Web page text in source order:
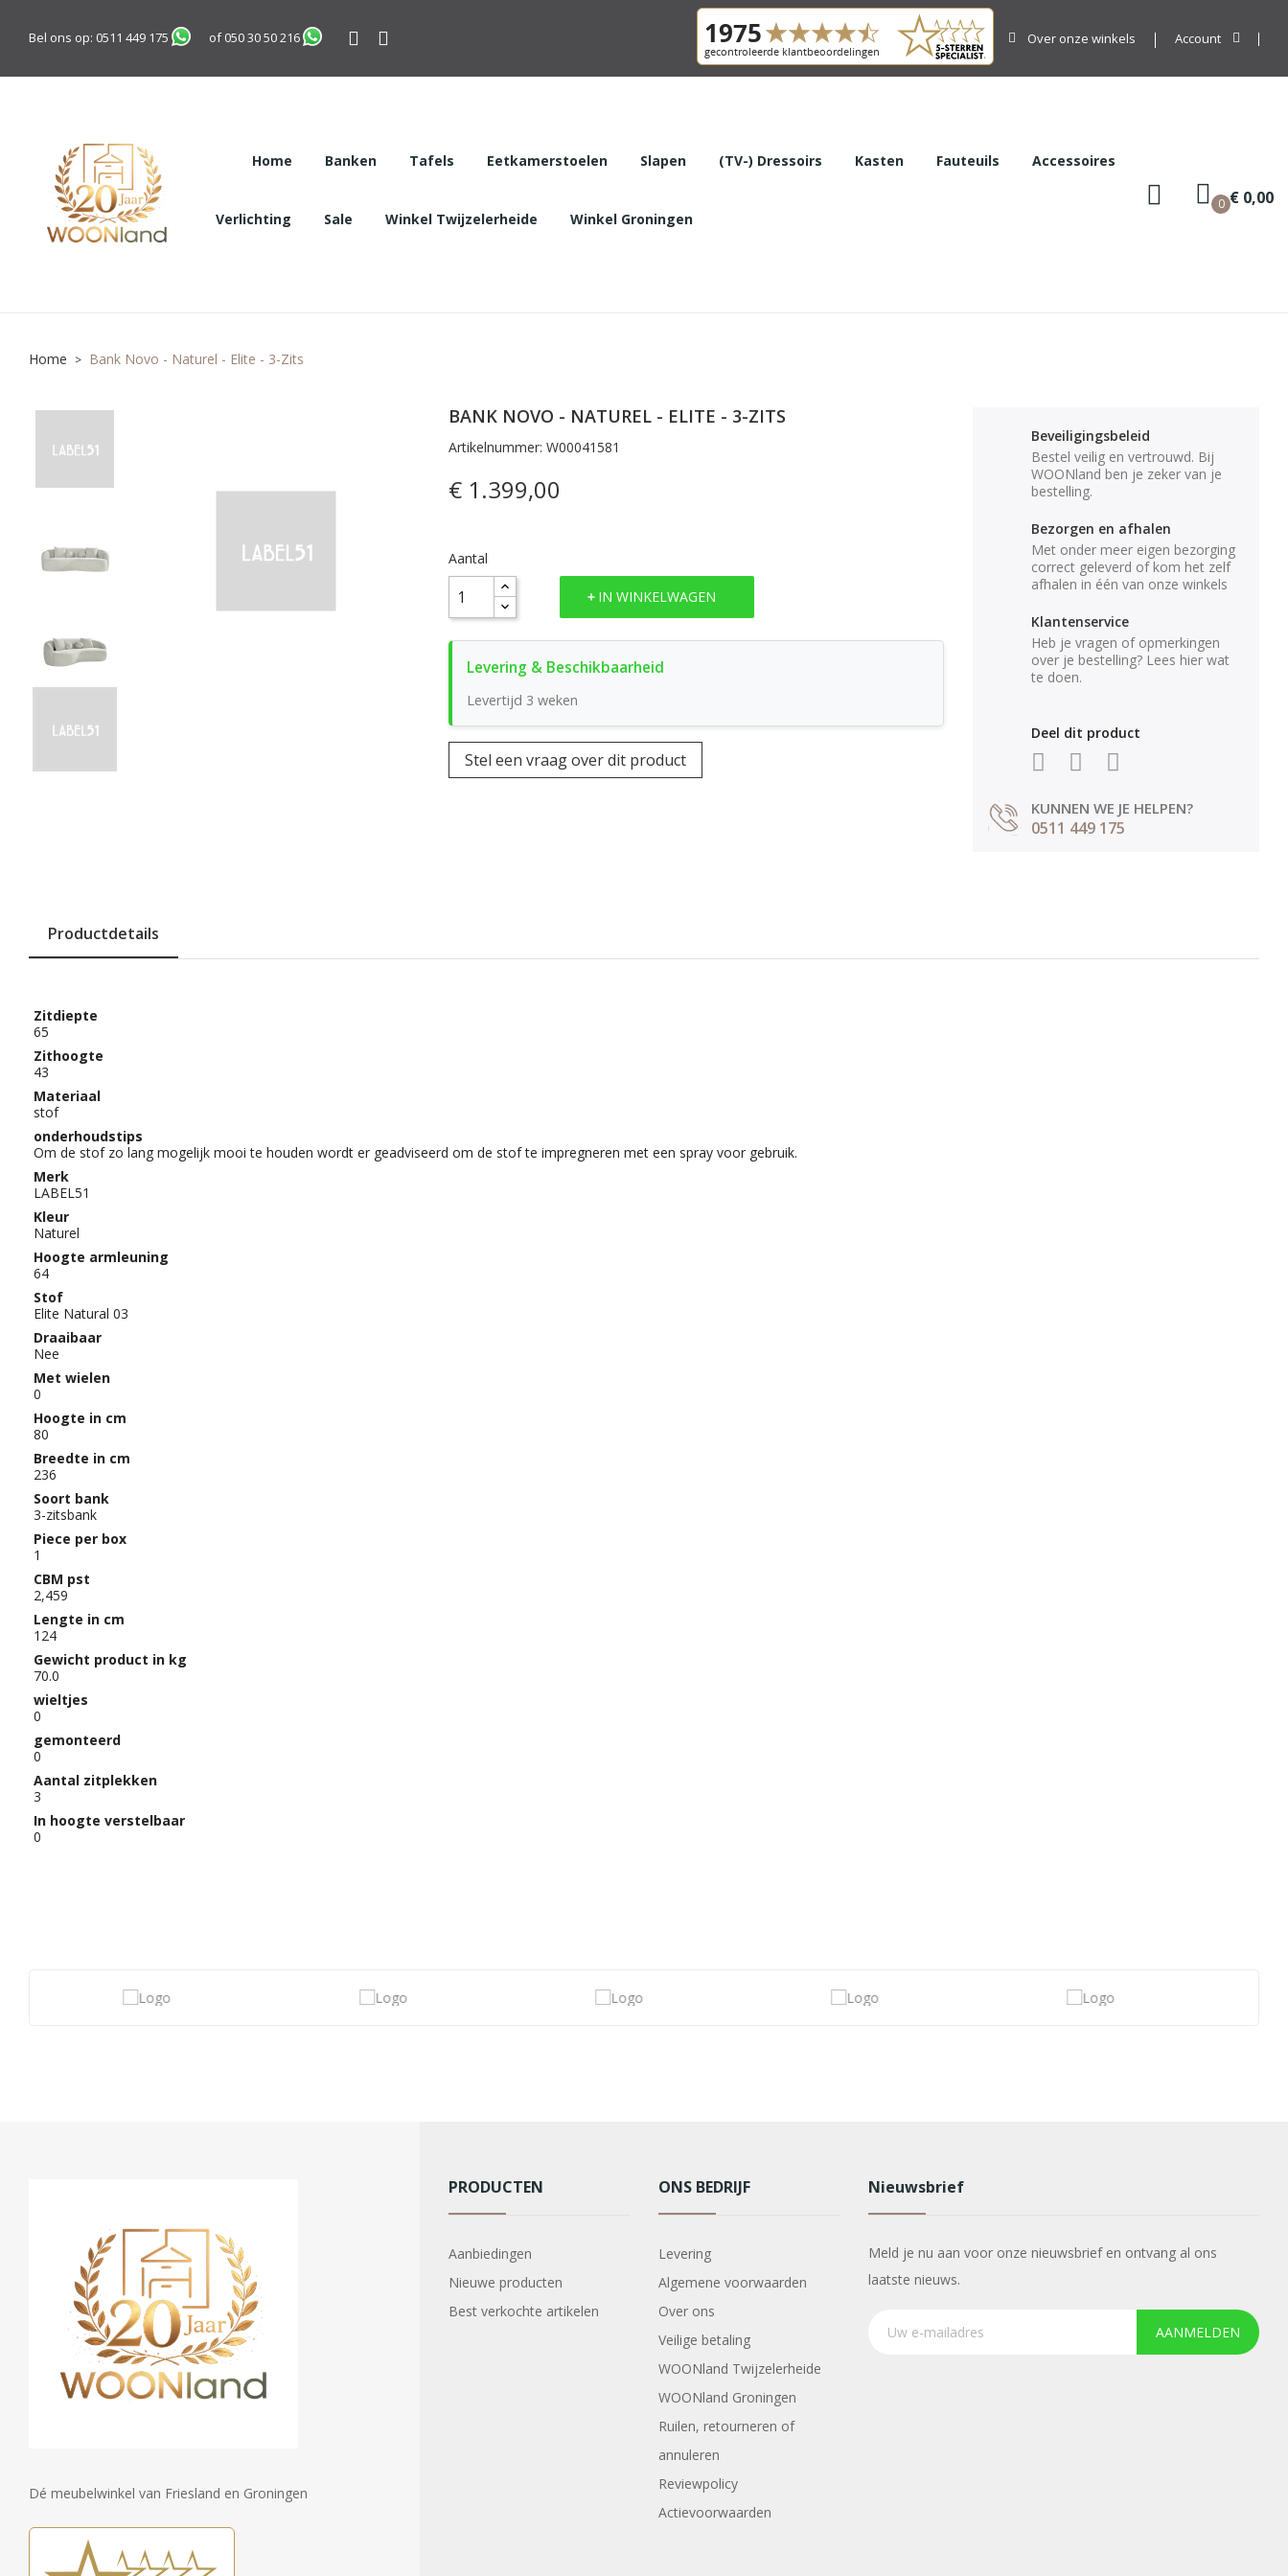
Bel ons op: 0511 449 175 of050 30 50 216 Over onze winkels Account
Home Banken Tafels Eetkamerstoelen Slapen (TV-) Dressoirs Kasten Fauteuils Accessoires
Verlichting Sale Winkel Twijzelerheide Winkel Groningen
0 € 0,00
Home Bank Novo - Naturel - Elite - 3-Zits
BANK NOVO - NATUREL - ELITE - 3-ZITS
Artikelnummer: W00041581
€ 1.399,00
Aantal
IN WINKELWAGEN
Levertijd 3 weken
Stel een vraag over dit product
Beveiligingsbeleid
Bestel veilig en vertrouwd. Bij
WOONland ben je zeker van je
bestelling.
Bezorgen en afhalen
Met onder meer eigen bezorging
correct geleverd of kom het zelf
afhalen in één van onze winkels
Klantenservice
Heb je vragen of opmerkingen
over je bestelling? Lees hier wat
te doen.
Deel dit product
KUNNEN WE JE HELPEN?
0511 449 175
Productdetails
Zitdiepte
65
Zithoogte
43
Materiaal
stof
onderhoudstips
Om de stof zo lang mogelijk mooi te houden wordt er geadviseerd om de stof te impregneren met een spray voor gebruik.
Merk
LABEL51
Kleur
Naturel
Hoogte armleuning
64
Stof
Elite Natural 03
Draaibaar
Nee
Met wielen
0
Hoogte in cm
80
Breedte in cm
236
Soort bank
3-zitsbank
Piece per box
1
CBM pst
2,459
Lengte in cm
124
Gewicht product in kg
70.0
wieltjes
0
gemonteerd
0
Aantal zitplekken
3
In hoogte verstelbaar
0
Dé meubelwinkel van Friesland en Groningen
PRODUCTEN
Aanbiedingen
Nieuwe producten
Best verkochte artikelen
ONS BEDRIJF
Levering
Algemene voorwaarden
Over ons
Veilige betaling
WOONland Twijzelerheide
WOONland Groningen
Ruilen, retourneren of
annuleren
Reviewpolicy
Actievoorwaarden
Nieuwsbrief
Meld je nu aan voor onze nieuwsbrief en ontvang al ons
laatste nieuws.
AANMELDEN